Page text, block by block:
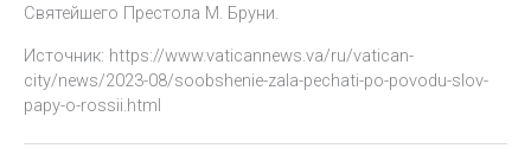
Святейшего Престола М. Бруни.
Источник: https://www.vaticannews.va/ru/vatican-
city/news/2023-08/soobshenie-zala-pechati-po-povodu-slov-
papy-o-rossii.html